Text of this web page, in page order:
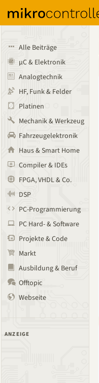
Alle Beiträge
µC & Elektronik
Analogtechnik
HF, Funk & Felder
Platinen
Mechanik & Werkzeug
Fahrzeugelektronik
Haus & Smart Home
Compiler & IDEs
FPGA, VHDL & Co.
DSP
PC-Programmierung
PC Hard- & Software
Projekte & Code
Markt
Ausbildung & Beruf
Offtopic
Webseite
ANZEIGE